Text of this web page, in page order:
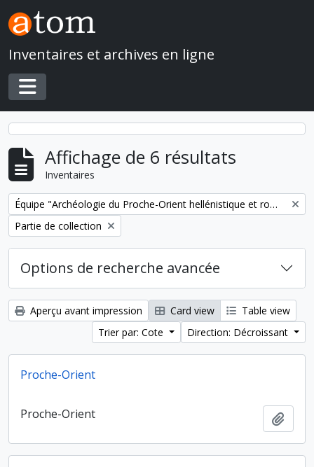
Skip to main content
Inventaires et archives en ligne
Toggle navigation
Affichage de 6 résultats
Inventaires
Remove filter:
Équipe "Archéologie du Proche-Orient hellénistique et romain" (UMR 7041)
Remove filter:
Partie de collection
Options de recherche avancée
Aperçu avant impression Card view
Table view
Trier par: Cote
Direction: Décroissant
Proche-Orient
Proche-Orient